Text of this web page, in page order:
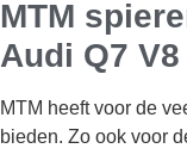
MTM
Audi Q7 V8
MTM heeft voor de
bieden. Zo ook voor